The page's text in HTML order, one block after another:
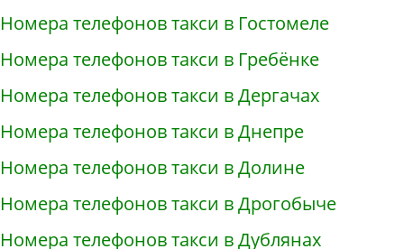
Номера телефонов такси в Гостомеле
Номера телефонов такси в Гребёнке
Номера телефонов такси в Дергачах
Номера телефонов такси в Днепре
Номера телефонов такси в Долине
Номера телефонов такси в Дрогобыче
Номера телефонов такси в Дублянах